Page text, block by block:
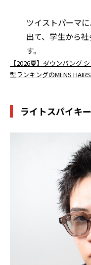
ツイストパーマ
出て、学生から
す。
【2026夏】ダウンバング
型ランキングのMENS
ライトスパイキー